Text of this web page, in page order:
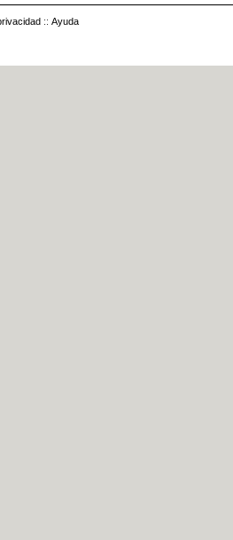
:: Ayuda